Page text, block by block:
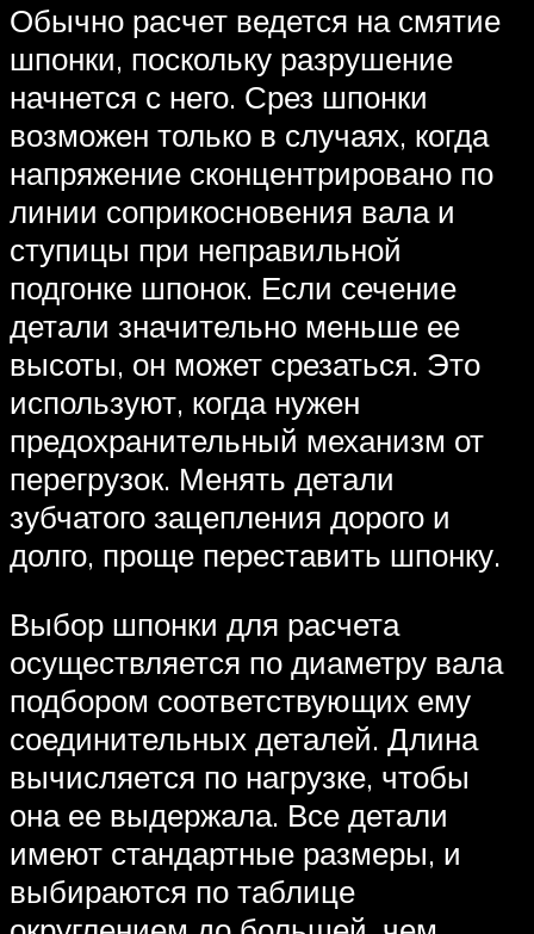
Обычно расчет ведется на смятие
шпонки, поскольку разрушение
начнется с него. Срез шпонки
возможен только в случаях, когда
напряжение сконцентрировано по
линии соприкосновения вала и
ступицы при неправильной
подгонке шпонок. Если сечение
детали значительно меньше ее
высоты, он может срезаться. Это
используют, когда нужен
предохранительный механизм от
перегрузок. Менять детали
зубчатого зацепления дорого и
долго, проще переставить шпонку.
Выбор шпонки для расчета
осуществляется по диаметру вала
подбором соответствующих ему
соединительных деталей. Длина
вычисляется по нагрузке, чтобы
она ее выдержала. Все детали
имеют стандартные размеры, и
выбираются по таблице